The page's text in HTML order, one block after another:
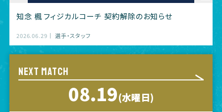
知念 楓 フィジカルコーチ 契約解除のお知らせ
2026.06.29 選手・スタッフ
NEXT MATCH
08.19(水曜日)